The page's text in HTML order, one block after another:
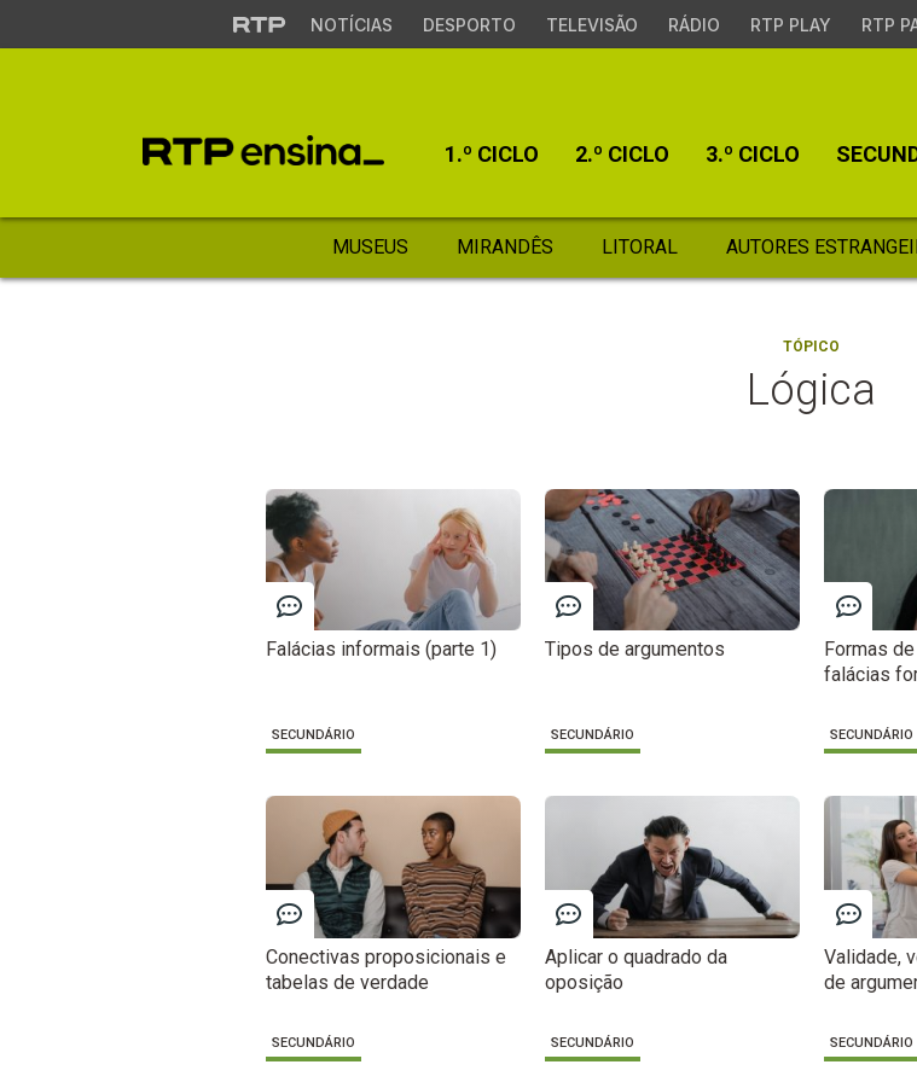
NOTÍCIAS DESPORTO TELEVISÃO RÁDIO RTP PLAY RTP
1.º CICLO 2.º CICLO 3.º CICLO
MUSEUS MIRANDÊS LITORAL AUTORES
TÓPICO
Lógica
Falácias informais (parte 1)
SECUNDÁRIO
Tipos de argumentos
SECUNDÁRIO
Formas
falácias
SECUNDÁRIO
Conectivas proposicionais e
tabelas de verdade
SECUNDÁRIO
Aplicar o quadrado da
oposição
SECUNDÁRIO
Validade,
de
SECUNDÁRIO